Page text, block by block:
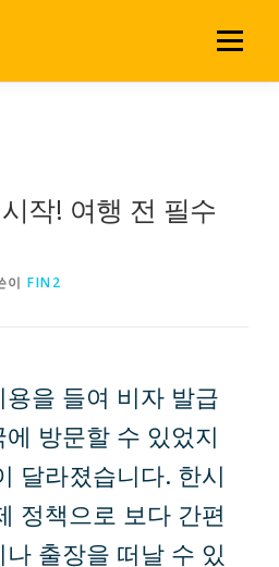
메뉴
작! 여행 전 필수
이FIN2
을 들여 비자 발급
방문할 수 있었지
달라졌습니다. 한시
정책으로 보다 간편
출장을 떠날 수 있